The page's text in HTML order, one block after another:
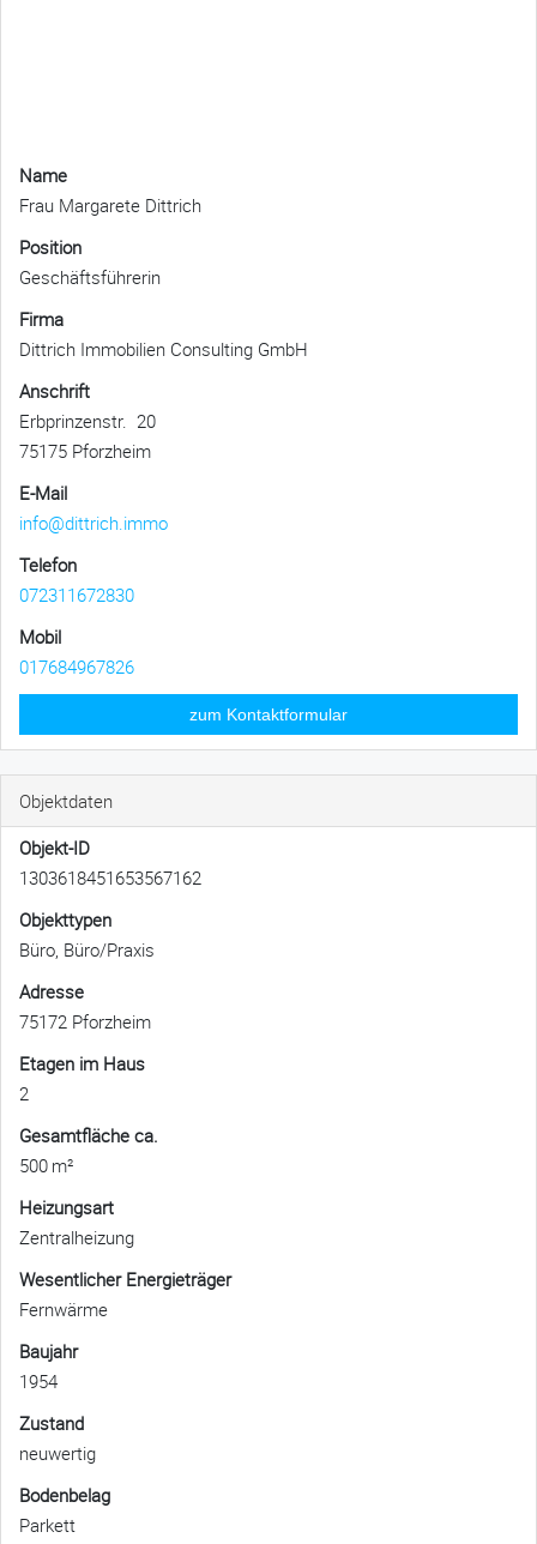
Name
Frau Margarete Dittrich
Position
Geschäftsführerin
Firma
Dittrich Immobilien Consulting GmbH
Anschrift
Erbprinzenstr. 20
75175 Pforzheim
E-Mail
info@dittrich.immo
Telefon
072311672830
Mobil
017684967826
zum Kontaktformular
Objektdaten
Objekt-ID
1303618451653567162
Objekttypen
Büro, Büro/Praxis
Adresse
75172 Pforzheim
Etagen im Haus
2
Gesamtfläche ca.
500 m²
Heizungsart
Zentralheizung
Wesentlicher Energieträger
Fernwärme
Baujahr
1954
Zustand
neuwertig
Bodenbelag
Parkett